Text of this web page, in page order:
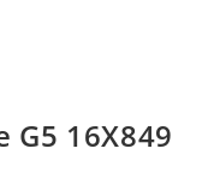
G5 16X849